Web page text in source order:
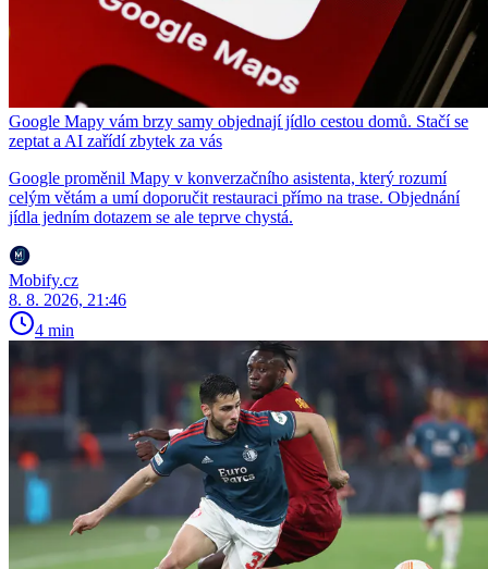
Google Mapy vám brzy samy objednají jídlo cestou domů. Stačí se
zeptat a AI zařídí zbytek za vás
Google proměnil Mapy v konverzačního asistenta, který rozumí
celým větám a umí doporučit restauraci přímo na trase. Objednání
jídla jedním dotazem se ale teprve chystá.
Mobify.cz
8. 8. 2026, 21:46
4 min